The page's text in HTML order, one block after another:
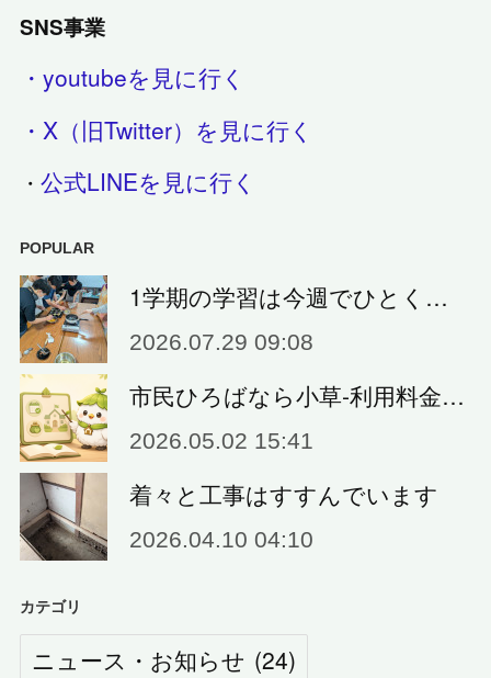
SNS事業
・youtubeを見に行く
・X（旧Twitter）を見に行く
・公式LINEを見に行く
POPULAR
1学期の学習は今週でひとく…
2026.07.29 09:08
市民ひろばなら小草‐利用料金…
2026.05.02 15:41
着々と工事はすすんでいます
2026.04.10 04:10
カテゴリ
ニュース・お知らせ (24)